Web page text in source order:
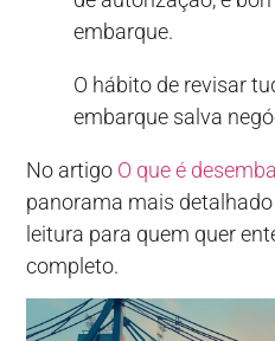
embarque.
O hábito de revisar
embarque salva
No artigo O que é
panorama mais
leitura para quem quer
completo.